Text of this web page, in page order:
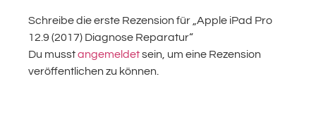
Schreibe die erste Rezension für „Apple iPad Pro
12.9 (2017) Diagnose Reparatur“
Du musstangemeldetsein, um eine Rezension
veröffentlichen zu können.